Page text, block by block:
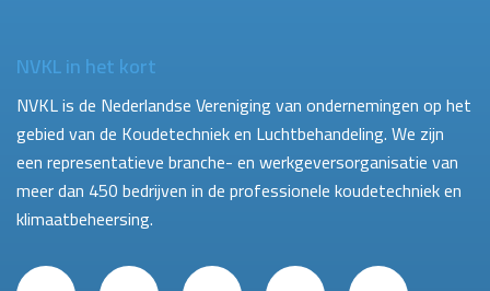
NVKL in het kort
NVKL is de Nederlandse Vereniging van ondernemingen op het
gebied van de Koudetechniek en Luchtbehandeling. We zijn
een representatieve branche- en werkgeversorganisatie van
meer dan 450 bedrijven in de professionele koudetechniek en
klimaatbeheersing.